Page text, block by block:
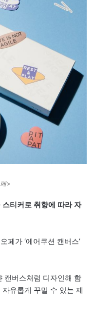
>
티커로 취향에 따라 자
페가 ‘에어쿠션 캔버스’
캔버스처럼 디자인해 함
유롭게 꾸밀 수 있는 제